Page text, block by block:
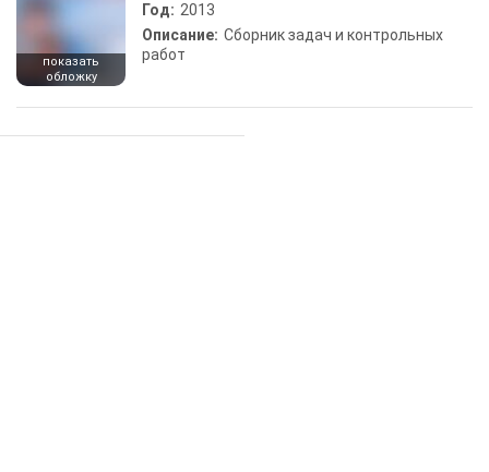
показать
обложку
Год: 2013
Описание: Сборник задач и контрольных
работ